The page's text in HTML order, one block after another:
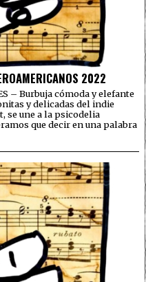
2022
– Burbuja cómoda y elefante
y delicadas del indie
se une a la psicodelia
que decir en una palabra